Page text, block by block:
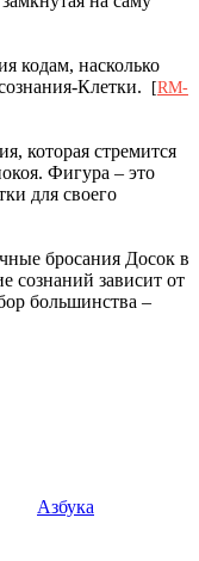
кодам, насколько
Клетки.
[RM-
которая стремится
Фигура – это
для своего
бросания Досок в
сознаний зависит от
большинства –
Азбука